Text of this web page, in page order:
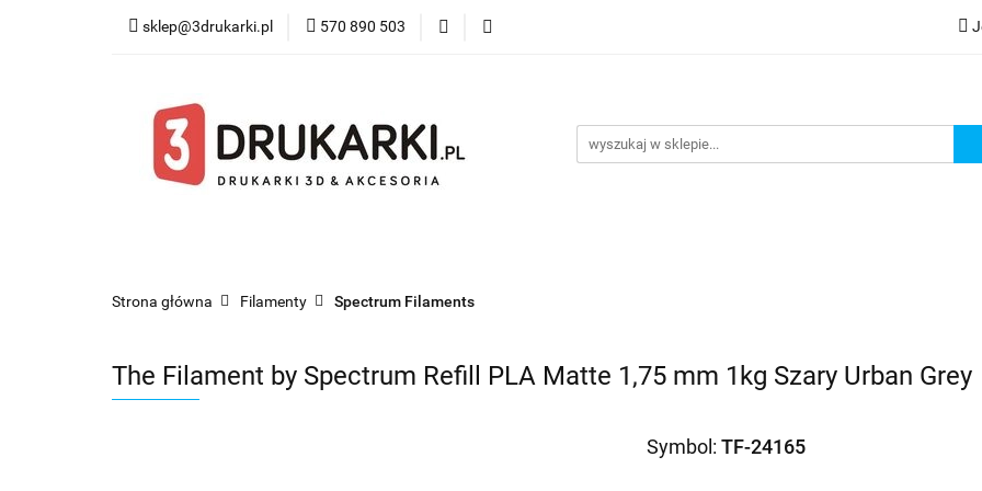
sklep@3drukarki.pl 570 890 503
Blog Bestsellery
Strona główna Filamenty Spectrum Filaments
The Filament by Spectrum Refill PLA Matte 1,75 mm 1kg Szary Urban Grey
Symbol: TF-24165